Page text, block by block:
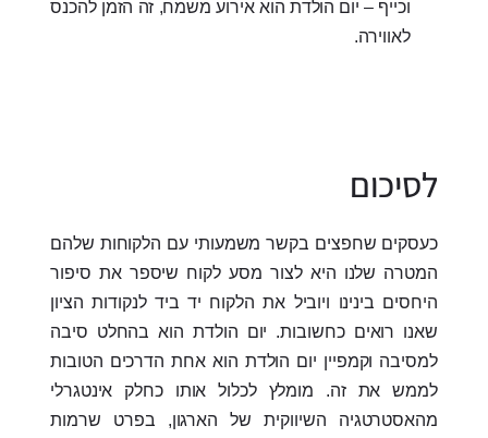
וכייף – יום הולדת הוא אירוע משמח, זה הזמן להכנס
לאווירה.
לסיכום
כעסקים שחפצים בקשר משמעותי עם הלקוחות שלהם
המטרה שלנו היא לצור מסע לקוח שיספר את סיפור
היחסים בינינו ויוביל את הלקוח יד ביד לנקודות הציון
שאנו רואים כחשובות. יום הולדת הוא בהחלט סיבה
למסיבה וקמפיין יום הולדת הוא אחת הדרכים הטובות
לממש את זה. מומלץ לכלול אותו כחלק אינטגרלי
מהאסטרטגיה השיווקית של הארגון, בפרט שרמות